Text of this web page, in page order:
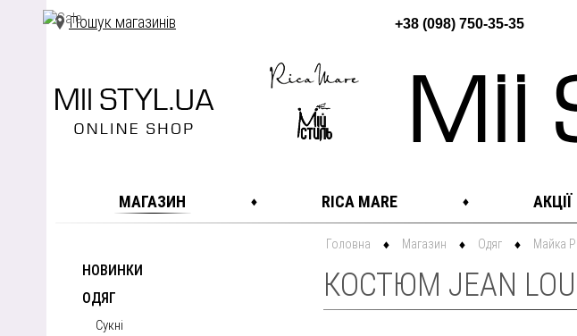
Пошук магазинів +38 (098) 750-35-35
МАГАЗИН RICA MARE АКЦІЇ
НОВИНКИ
ОДЯГ
Сукні
Головна Магазин Одяг Майка
КОСТЮМ JEAN